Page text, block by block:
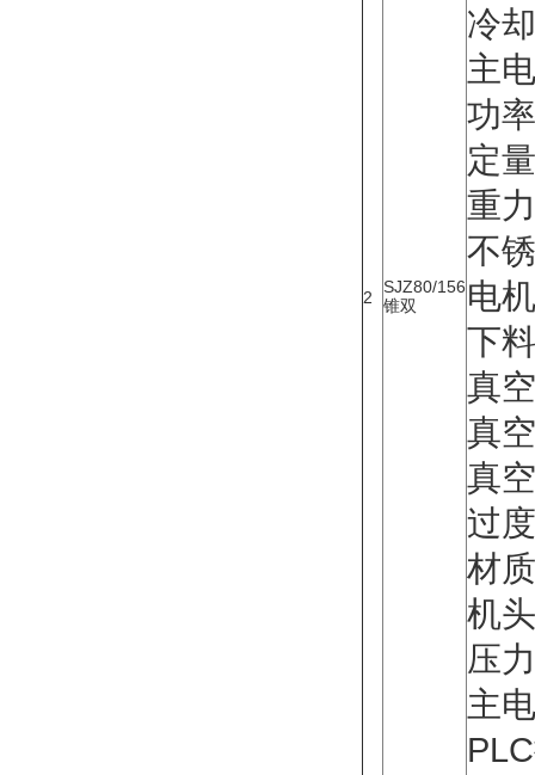
2
SJZ80/156
锥双
冷
主
功
定
重
不
电
下
真
真
真
过
材
机
压
主